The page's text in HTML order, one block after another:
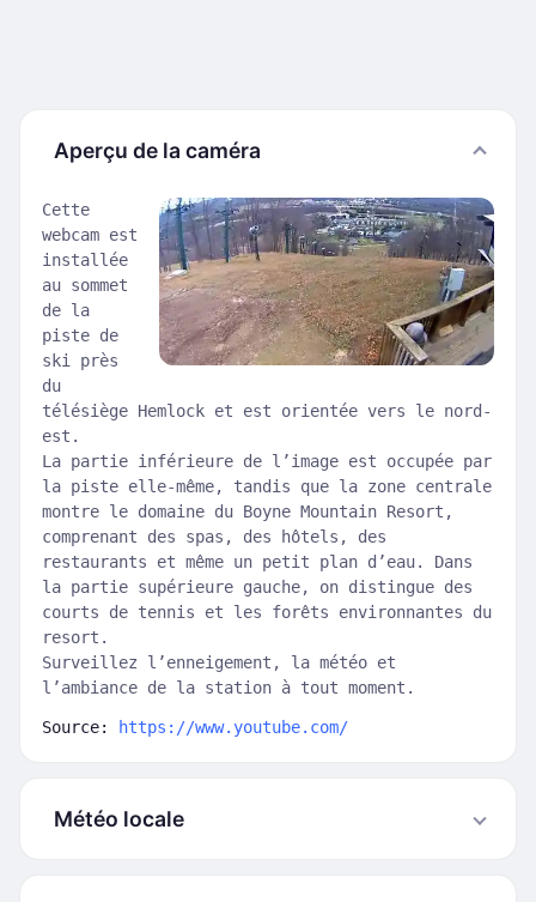
Aperçu de la caméra
Cette
webcam est
installée
au sommet
de la
piste de
ski près
du
télésiège Hemlock et est orientée vers le nord-
est.
La partie inférieure de l’image est occupée par
la piste elle-même, tandis que la zone centrale
montre le domaine du Boyne Mountain Resort,
comprenant des spas, des hôtels, des
restaurants et même un petit plan d’eau. Dans
la partie supérieure gauche, on distingue des
courts de tennis et les forêts environnantes du
resort.
Surveillez l’enneigement, la météo et
l’ambiance de la station à tout moment.
Source: https://www.youtube.com/
Météo locale